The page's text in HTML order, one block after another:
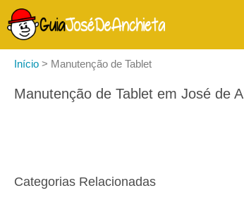
Início > Manutenção de Tablet
Manutenção de Tablet em José de
Categorias Relacionadas